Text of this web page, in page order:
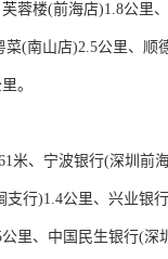
蓉楼(前海店)1.8公里
菜(南山店)2.5公里、
。
米、宁波银行(深圳前
支行)1.4公里、兴业银
里、中国民生银行(